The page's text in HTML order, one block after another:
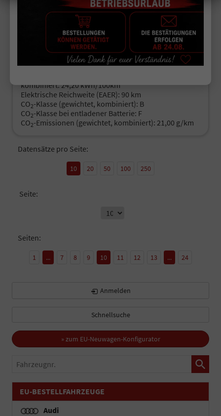
57.890,– € Details
Energieverbrauch (gewichtet, kombiniert):
0,90 l/100km + 22,40 kWh/100km
Kraftstoffverbrauch bei entladener Batterie
kombiniert:7,70 l/100km
kombiniert:24,20 kWh/100km
Elektrische Reichweite (EAER): 90 km
CO2-Klasse (gewichtet, kombiniert): B
CO2-Klasse bei entladener Batterie: F
CO2-Emissionen (gewichtet, kombiniert): 21,00 g/km
Datensätze pro Seite:
10 20 50 100 250
Seite:
Seiten:
1 ... 7 8 9 10 11 12 13 ... 24
Anmelden
Schnellsuche
» zum EU-Neuwagen-Konfigurator
Fahrzeugnr.
EU-BESTELLFAHRZEUGE
Audi